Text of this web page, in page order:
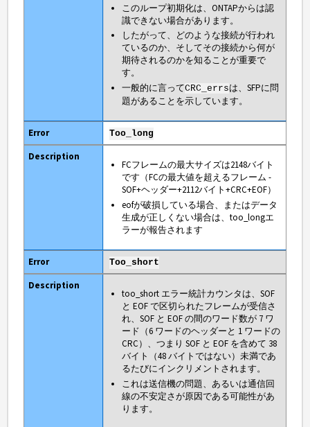
このループ初期化は、ONTAPからは認
識できない場合があります。
したがって、どのような接続が行われ
ているのか、そしてその接続から何が
期待されるのかを知ることが重要で
す。
一般的に言ってCRC_errsは、SFPに問
題があることを示しています。
Too_long
FCフレームの最大サイズは2148バイト
です（FCの最大値を超えるフレーム -
SOF+ヘッダー+2112バイト+CRC+EOF）
eofが破損している場合、またはデータ
生成が正しくない場合は、too_longエ
ラーが報告されます
Too_short
too_short エラー統計カウンタは、SOF
と EOF で区切られたフレームが受信さ
れ、SOF と EOF の間のワード数が 7 ワ
ード（6 ワードのヘッダーと 1 ワードの
CRC）、つまり SOF と EOF を含めて 38
バイト（48 バイトではない）未満であ
るたびにインクリメントされます。
これは送信機の問題、あるいは通信回
線の不安定さが原因である可能性があ
ります。